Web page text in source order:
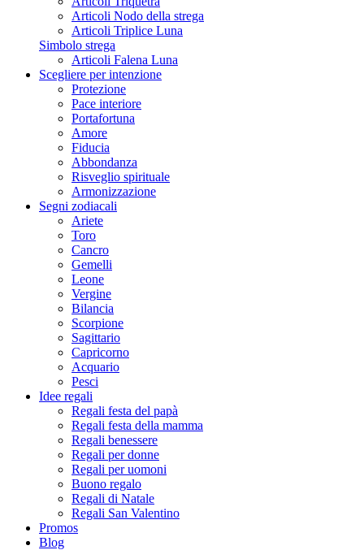
Articoli Nodo della strega
Articoli Triplice Luna
Simbolo strega
Articoli Falena Luna
Scegliere per intenzione
Protezione
Pace interiore
Portafortuna
Amore
Fiducia
Abbondanza
Risveglio spirituale
Armonizzazione
Segni zodiacali
Ariete
Toro
Cancro
Gemelli
Leone
Vergine
Bilancia
Scorpione
Sagittario
Capricorno
Acquario
Pesci
Idee regali
Regali festa del papà
Regali festa della mamma
Regali benessere
Regali per donne
Regali per uomoni
Buono regalo
Regali di Natale
Regali San Valentino
Promos
Blog